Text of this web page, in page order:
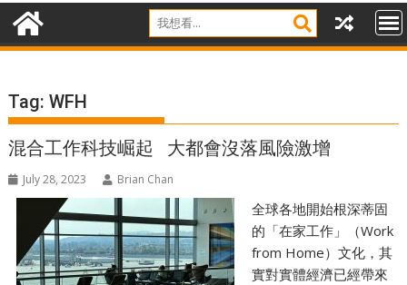
Tag:WFH
混合工作科技崛起 大都會沒落風險激增
July 28, 2023 Brian Chan
全球各地開始根深蒂固
的「在家工作」（Work
from Home）文化，其
實對實體經濟已經帶來